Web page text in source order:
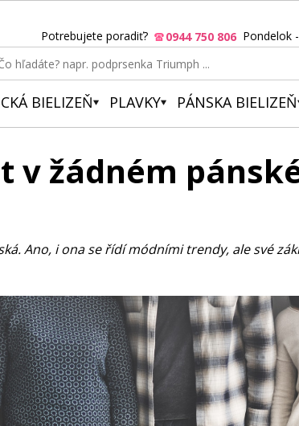
Potrebujete poradiť? 0944 750 806 Pondelok
BIELIZEŇ PLAVKY PÁNSKA BIELIZEŇ
v žádném
Ano, i ona se řídí módními trendy, ale své